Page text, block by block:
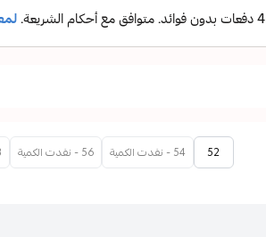
52 54 - نفدت الكمية 56 - نفدت الكمية